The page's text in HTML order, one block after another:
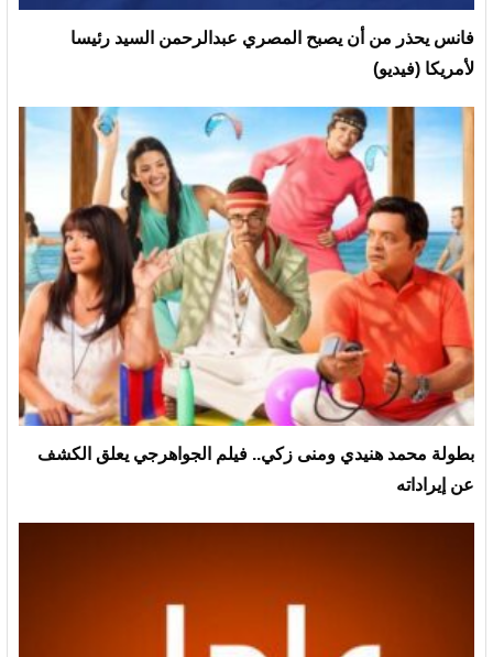
فانس يحذر من أن يصبح المصري عبدالرحمن السيد رئيسا
لأمريكا (فيديو)
بطولة محمد هنيدي ومنى زكي.. فيلم الجواهرجي يعلق الكشف
عن إيراداته